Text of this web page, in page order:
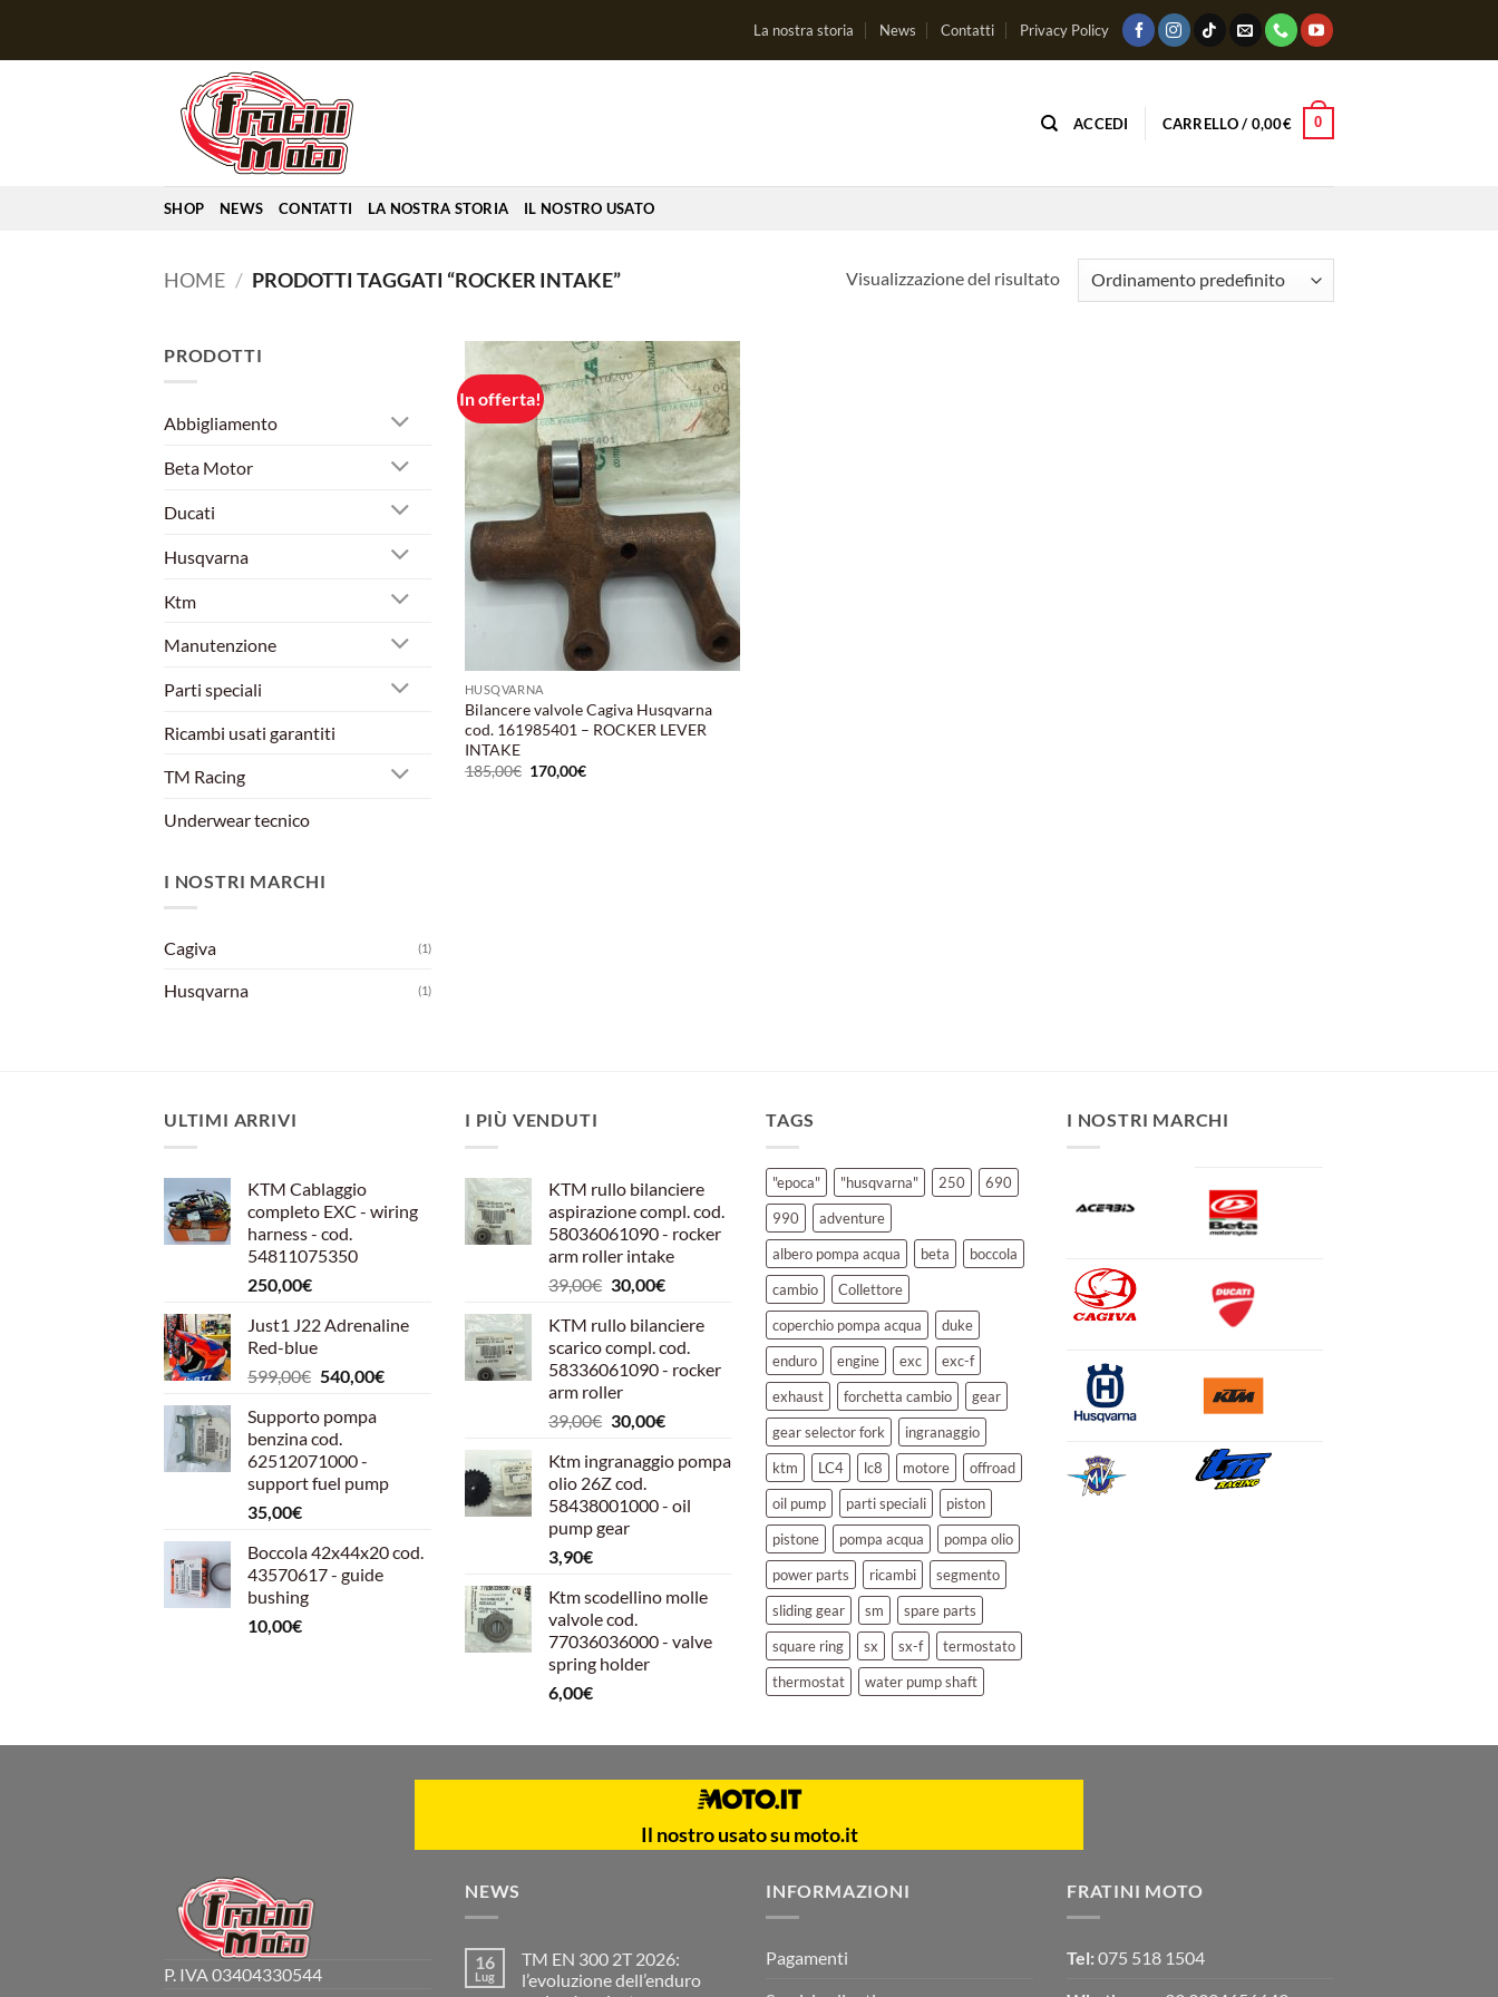
La nostra storia News Contatti Privacy Policy
ACCEDI CARRELLO / 0,00€ 0
SHOP NEWS CONTATTI LA NOSTRA STORIA IL NOSTRO USATO
HOME / PRODOTTI TAGGATI “ROCKER INTAKE” Visualizzazione del risultato
PRODOTTI
Abbigliamento
Beta Motor
Ducati
Husqvarna
Ktm
Manutenzione
Parti speciali
Ricambi usati garantiti
TM Racing
Underwear tecnico
I NOSTRI MARCHI
Cagiva (1)
Husqvarna (1)
In offerta!
Aggiungi
alla lista
dei
desideri
HUSQVARNA
Bilancere valvole Cagiva Husqvarna
cod. 161985401 – ROCKER LEVER
INTAKE
185,00€ Il
prezzo
170,00€Il
ULTIMI ARRIVI
KTM Cablaggio
completo EXC - wiring
harness - cod.
54811075350
250,00€
Just1 J22 Adrenaline
Red-blue
599,00€ Il
originale
era:
599,00€.
540,00€Il
Supporto pompa
benzina cod.
62512071000 -
support fuel pump
35,00€
Boccola 42x44x20 cod.
43570617 - guide
bushing
10,00€
I PIÙ VENDUTI
KTM rullo bilanciere
aspirazione compl. cod.
58036061090 - rocker
arm roller intake
39,00€ Il
originale
era:
39,00€.
30,00€Il
attuale
è:
30,00€.
KTM rullo bilanciere
scarico compl. cod.
58336061090 - rocker
arm roller
39,00€ Il
originale
era:
39,00€.
30,00€Il
attuale
30,00€.
Ktm ingranaggio pompa
olio 26Z cod.
58438001000 - oil
pump gear
3,90€
Ktm scodellino molle
valvole cod.
77036036000 - valve
spring holder
6,00€
TAGS
"epoca" "husqvarna" 250
690
990
adventure
albero pompa acqua
beta
boccola
cambio
Collettore
coperchio pompa acqua
duke
enduro
engine exc
exc-f
exhaust
forchetta cambio
gear
gear selector fork
ingranaggio
ktm
LC4 lc8 motore
offroad
oil pump
parti speciali
piston
pistone
pompa acqua
pompa olio
power parts
ricambi
segmento
sliding gear
sm
spare parts
square ring
sx sx-f
termostato
thermostat
water pump shaft
I NOSTRI MARCHI
Il nostro usato su moto.it
P. IVA 03404330544
NEWS
16
Lug
TM EN 300 2T 2026:
l’evoluzione dell’enduro
INFORMAZIONI
Pagamenti
FRATINI MOTO
Tel: 075 518 1504